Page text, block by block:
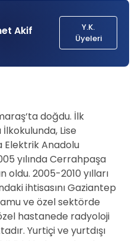
Akif
Y.K.
Üyeleri
doğdu. İlk
Lise
Elektrik Anadolu
yılında Cerrahpaşa
oldu. 2005-2010 yılları
ihtisasını Gaziantep
ve özel sektörde
hastanede radyoloji
Yurtiçi ve yurtdışı